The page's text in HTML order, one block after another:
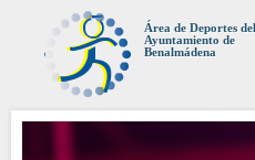
Área de Deportes del
Ayuntamiento de
Benalmádena